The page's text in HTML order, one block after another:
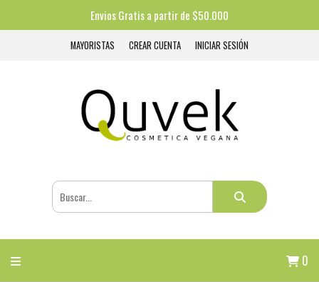
Envios Gratis a partir de $50.000
MAYORISTAS CREAR CUENTA INICIAR SESIÓN
0